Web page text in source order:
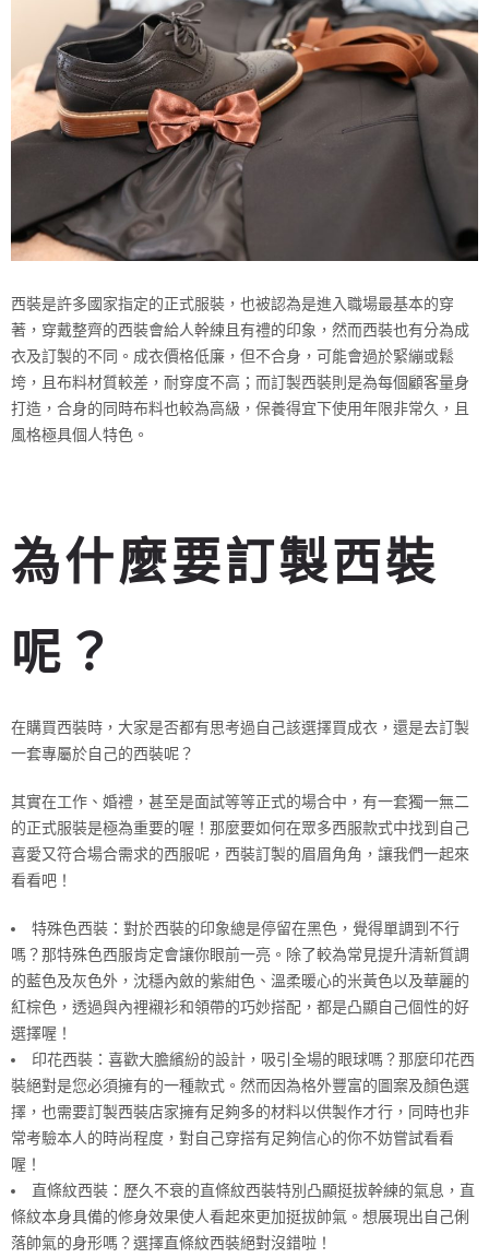
西裝是許多國家指定的正式服裝，也被認為是進入職場最基本的穿
著，穿戴整齊的西裝會給人幹練且有禮的印象，然而西裝也有分為成
衣及訂製的不同。成衣價格低廉，但不合身，可能會過於緊繃或鬆
垮，且布料材質較差，耐穿度不高；而訂製西裝則是為每個顧客量身
打造，合身的同時布料也較為高級，保養得宜下使用年限非常久，且
風格極具個人特色。
為什麼要訂製西裝
呢？
在購買西裝時，大家是否都有思考過自己該選擇買成衣，還是去訂製
一套專屬於自己的西裝呢？
其實在工作、婚禮，甚至是面試等等正式的場合中，有一套獨一無二
的正式服裝是極為重要的喔！那麼要如何在眾多西服款式中找到自己
喜愛又符合場合需求的西服呢，西裝訂製的眉眉角角，讓我們一起來
看看吧！
特殊色西裝：對於西裝的印象總是停留在黑色，覺得單調到不行
嗎？那特殊色西服肯定會讓你眼前一亮。除了較為常見提升清新質調
的藍色及灰色外，沈穩內斂的紫紺色、溫柔暖心的米黃色以及華麗的
紅棕色，透過與內裡襯衫和領帶的巧妙搭配，都是凸顯自己個性的好
選擇喔！
印花西裝：喜歡大膽繽紛的設計，吸引全場的眼球嗎？那麼印花西
裝絕對是您必須擁有的一種款式。然而因為格外豐富的圖案及顏色選
擇，也需要訂製西裝店家擁有足夠多的材料以供製作才行，同時也非
常考驗本人的時尚程度，對自己穿搭有足夠信心的你不妨嘗試看看
喔！
直條紋西裝：歷久不衰的直條紋西裝特別凸顯挺拔幹練的氣息，直
條紋本身具備的修身效果使人看起來更加挺拔帥氣。想展現出自己俐
落帥氣的身形嗎？選擇直條紋西裝絕對沒錯啦！